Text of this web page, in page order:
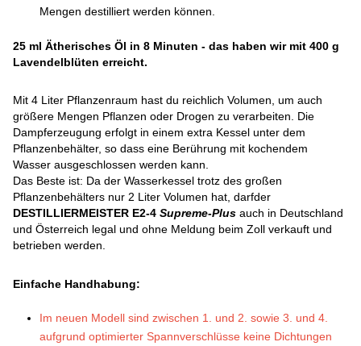
Mengen destilliert werden können.
25 ml Ätherisches Öl in 8 Minuten - das haben wir mit 400 g
Lavendelblüten erreicht.
Mit 4 Liter Pflanzenraum hast du reichlich Volumen, um auch
größere Mengen Pflanzen oder Drogen zu verarbeiten. Die
Dampferzeugung erfolgt in einem extra Kessel unter dem
Pflanzenbehälter, so dass eine Berührung mit kochendem
Wasser ausgeschlossen werden kann.
Das Beste ist: Da der Wasserkessel trotz des großen
Pflanzenbehälters nur 2 Liter Volumen hat, darfder
DESTILLIERMEISTER E2-4 Supreme-Plus auch in Deutschland
und Österreich legal und ohne Meldung beim Zoll verkauft und
betrieben werden.
Einfache Handhabung:
Im neuen Modell sind zwischen 1. und 2. sowie 3. und 4.
aufgrund optimierter Spannverschlüsse keine Dichtungen